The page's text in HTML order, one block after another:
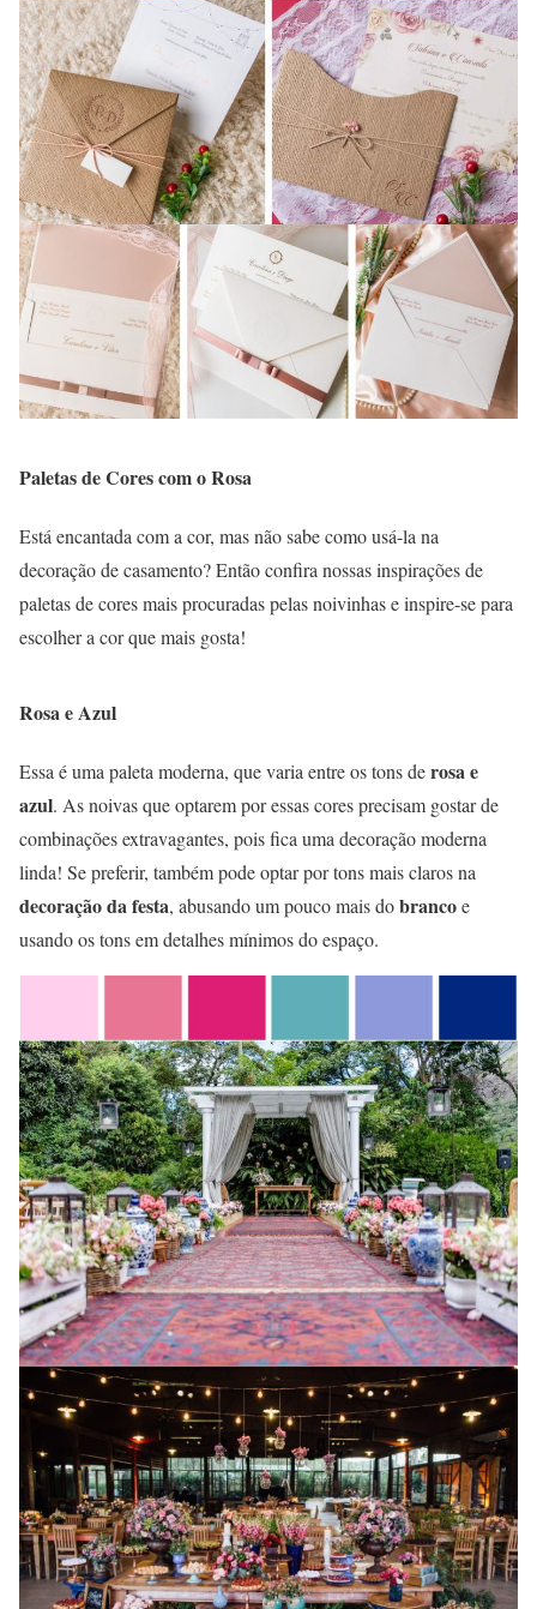
Paletas de Cores com o Rosa
Está encantada com a cor, mas não sabe como usá-la na
decoração de casamento? Então confira nossas inspirações de
paletas de cores mais procuradas pelas noivinhas e inspire-se para
escolher a cor que mais gosta!
Rosa e Azul
Essa é uma paleta moderna, que varia entre os tons derosa e
azul. As noivas que optarem por essas cores precisam gostar de
combinações extravagantes, pois fica uma decoração moderna
linda! Se preferir, também pode optar por tons mais claros na
decoração da festa, abusando um pouco mais dobrancoe
usando os tons em detalhes mínimos do espaço.